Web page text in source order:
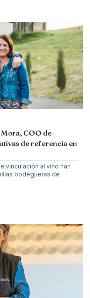
COO de
de referencia en
vinculación al vino han
bodegueras de